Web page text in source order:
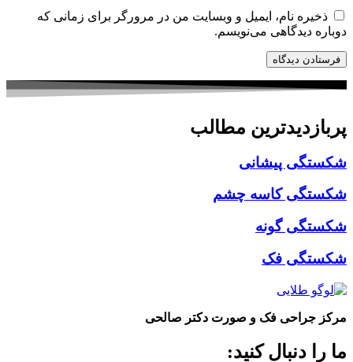
ذخیره نام، ایمیل و وبسایت من در مرورگر برای زمانی که
دوباره دیدگاهی می‌نویسم.
پربازدیدترین مطالب
شکستگی پیشانی
شکستگی کاسه چشم
شکستگی گونه
شکستگی فک
مرکز جراحی فک و صورت دکتر صالحی
ما را دنبال کنید: